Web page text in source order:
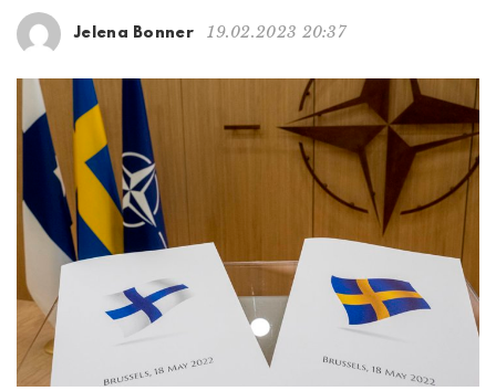
Jelena Bonner 19.02.2023 20:37